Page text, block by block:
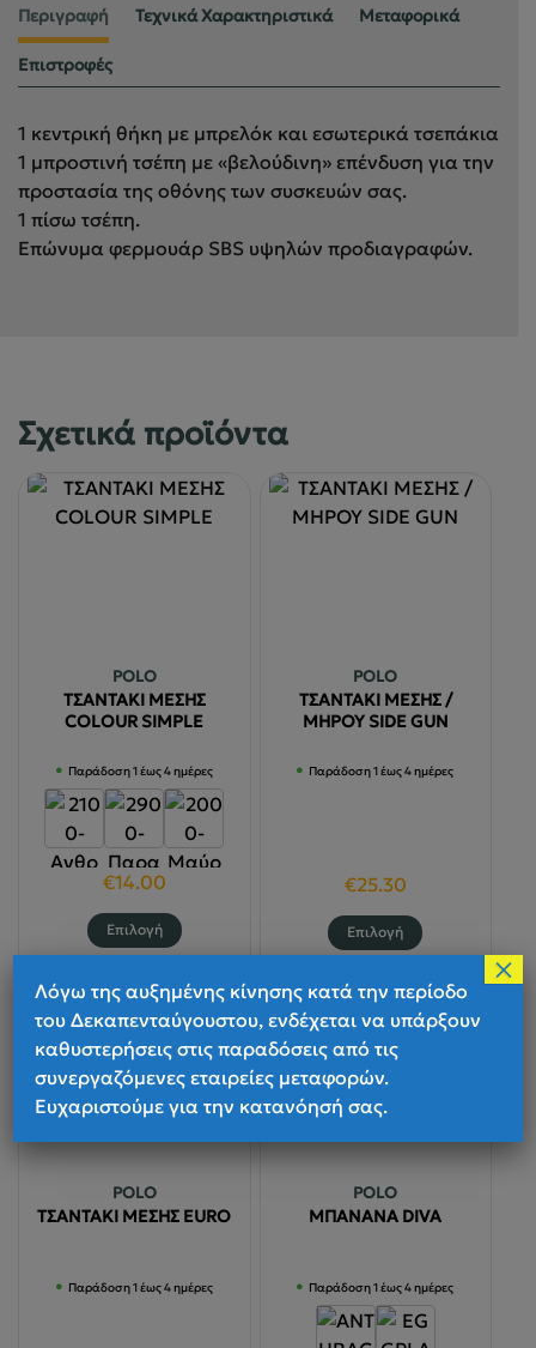
Περιγραφή Τεχνικά Χαρακτηριστικά Μεταφορικά
Επιστροφές
1 κεντρική θήκη με μπρελόκ και εσωτερικά τσεπάκια
1 μπροστινή τσέπη με «βελούδινη» επένδυση για την
προστασία της οθόνης των συσκευών σας.
1 πίσω τσέπη.
Επώνυμα φερμουάρ SBS υψηλών προδιαγραφών.
Σχετικά προϊόντα
POLO
ΤΣΑΝΤΑΚΙ ΜΕΣΗΣ
COLOUR SIMPLE
Παράδοση 1 έως 4 ημέρες
€14.00
Επιλογή
Αυτό
το
έχει
πολλαπλές
παραλλαγές.
Οι
επιλογές
μπορούν
επιλεγούν
του
POLO
ΤΣΑΝΤΑΚΙ ΜΕΣΗΣ /
ΜΗΡΟΥ SIDE GUN
Παράδοση 1 έως 4 ημέρες
€25.30
Επιλογή
Αυτό
το
προϊόν
έχει
πολλαπλές
επιλεγούν
του
προϊόντος
POLO
ΤΣΑΝΤΑΚΙ ΜΕΣΗΣ EURO
Παράδοση 1 έως 4 ημέρες
POLO
ΜΠΑΝΑΝΑ DIVA
Παράδοση 1 έως 4 ημέρες
Λόγω της αυξημένης κίνησης κατά την περίοδο
του Δεκαπενταύγουστου, ενδέχεται να υπάρξουν
καθυστερήσεις στις παραδόσεις από τις
συνεργαζόμενες εταιρείες μεταφορών.
Ευχαριστούμε για την κατανόησή σας.
×